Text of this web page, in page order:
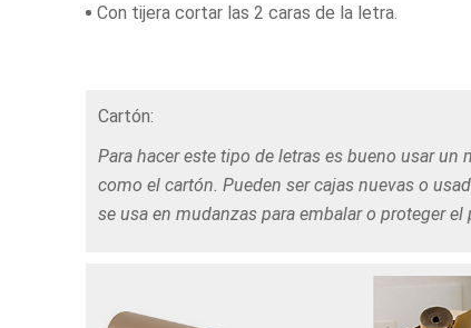
Con tijera cortar las 2 caras de la letra.
Cartón:
Para hacer este tipo de letras es bueno usar
como el cartón. Pueden ser cajas nuevas o
se usa en mudanzas para embalar o proteger